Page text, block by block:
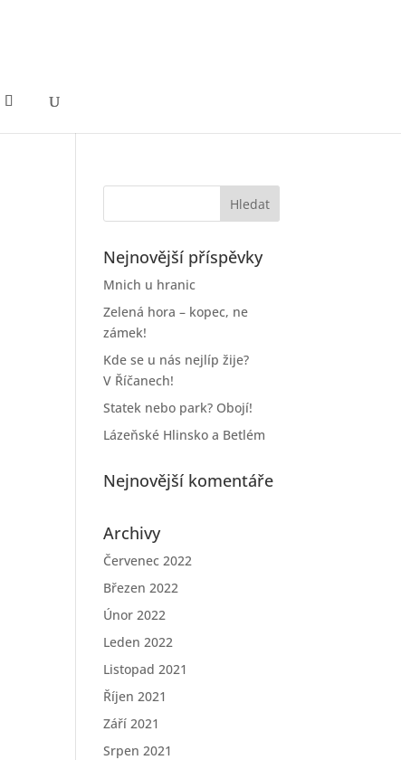
Nejnovější příspěvky
Mnich u hranic
Zelená hora – kopec, ne
zámek!
Kde se u nás nejlíp žije?
V Říčanech!
Statek nebo park? Obojí!
Lázeňské Hlinsko a Betlém
Nejnovější komentáře
Archivy
Červenec 2022
Březen 2022
Únor 2022
Leden 2022
Listopad 2021
Říjen 2021
Září 2021
Srpen 2021